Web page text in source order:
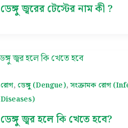
ডেঙ্গু জ্বরের টেস্টের নাম কী ?
রোগ,ডেঙ্গু (Dengue),সংক্রামক রোগ
Diseases)
ডেঙ্গু জ্বর হলে কি খেতে হবে?